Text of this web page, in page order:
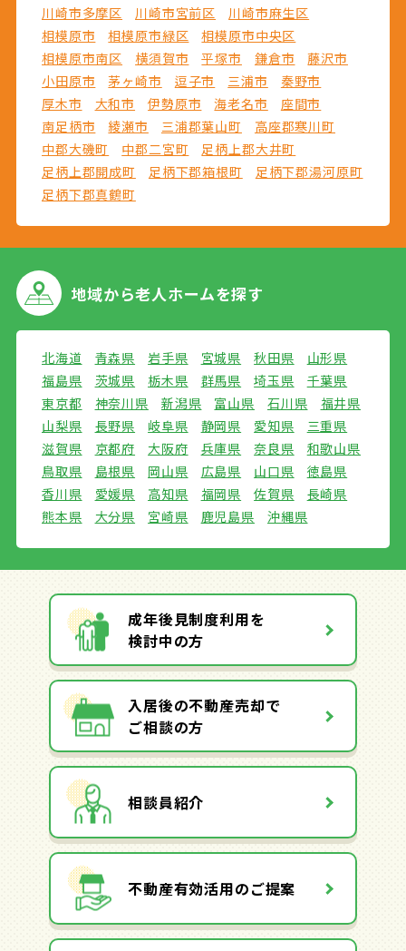
川崎市多摩区
川崎市宮前区
川崎市麻生区
相模原市
相模原市緑区
相模原市中央区
相模原市南区
横須賀市 平塚市 鎌倉市
藤沢市
小田原市
茅ヶ崎市 逗子市 三浦市
秦野市
厚木市
大和市 伊勢原市 海老名市
座間市
南足柄市
綾瀬市 三浦郡葉山町
高座郡寒川町
中郡大磯町
中郡二宮町
足柄上郡大井町
足柄上郡開成町
足柄下郡箱根町
足柄下郡湯河原町
足柄下郡真鶴町
地域から老人ホームを探す
北海道 青森県 岩手県 宮城県 秋田県
山形県
福島県
茨城県 栃木県 群馬県 埼玉県
千葉県
東京都
神奈川県 新潟県 富山県 石川県
福井県
山梨県
長野県 岐阜県 静岡県 愛知県
三重県
滋賀県
京都府 大阪府 兵庫県 奈良県
和歌山県
鳥取県
島根県 岡山県 広島県 山口県
徳島県
香川県
愛媛県 高知県 福岡県 佐賀県
長崎県
熊本県
大分県 宮崎県 鹿児島県 沖縄県
成年後見制度利用を
検討中の方
入居後の不動産売却で
ご相談の方
相談員紹介
不動産有効活用のご提案